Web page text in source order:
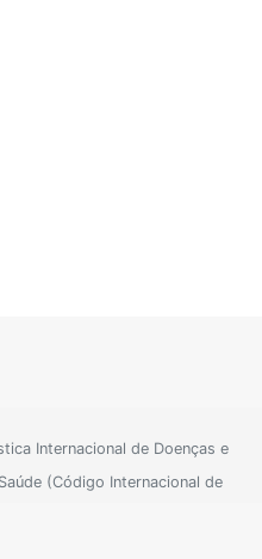
Internacional de Doenças e
(Código Internacional de